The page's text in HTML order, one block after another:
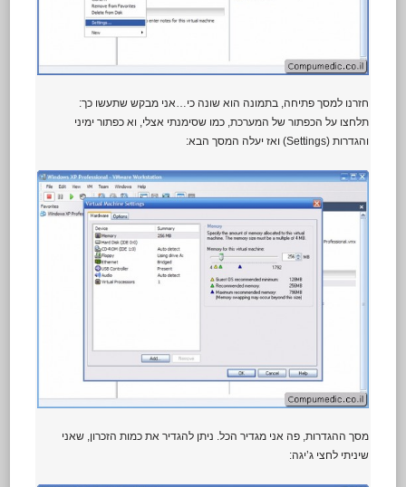
חזרנו למסך פתיחה, בתמונה הוא שונה כי…אני מבקש שתעשו כך:
תלחצו על הכפתור של המערכת, כמו שסימנתי אצלי, וא כפתור ימיני
והגדרות (Settings) ואז יעלה המסך הבא:
מסך ההגדרות, פה אני מגדיר הכל. ניתן להגדיר את כמות הזכרון, שאני
שיניתי לחצי ג’יגה: